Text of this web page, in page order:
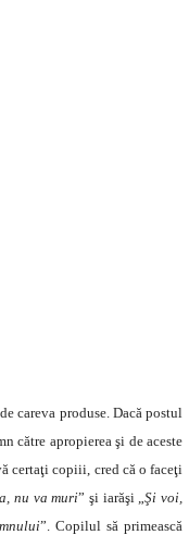
careva produse. Dacă postul
către apropierea şi de aceste
certaţi copiii, cred că o faceţi
nu va muri” şi iarăşi „Şi voi,
”. Copilul să primească